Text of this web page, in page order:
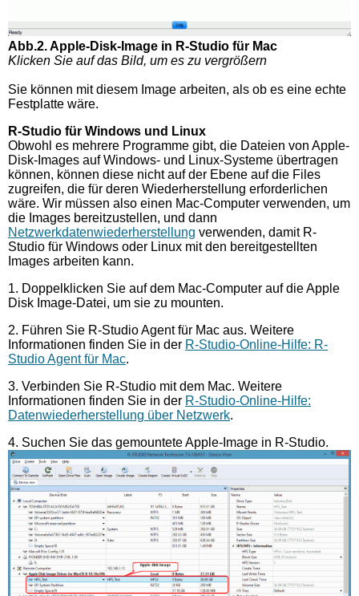
Abb.2. Apple-Disk-Image in R-Studio für Mac
Klicken Sie auf das Bild, um es zu vergrößern
Sie können mit diesem Image arbeiten, als ob es eine echte
Festplatte wäre.
R-Studio für Windows und Linux
Obwohl es mehrere Programme gibt, die Dateien von Apple-
Disk-Images auf Windows- und Linux-Systeme übertragen
können, können diese nicht auf der Ebene auf die Files
zugreifen, die für deren Wiederherstellung erforderlichen
wäre. Wir müssen also einen Mac-Computer verwenden, um
die Images bereitzustellen, und dann
Netzwerkdatenwiederherstellung verwenden, damit R-
Studio für Windows oder Linux mit den bereitgestellten
Images arbeiten kann.
1. Doppelklicken Sie auf dem Mac-Computer auf die Apple
Disk Image-Datei, um sie zu mounten.
2. Führen Sie R-Studio Agent für Mac aus. Weitere
Informationen finden Sie in der R-Studio-Online-Hilfe: R-
Studio Agent für Mac.
3. Verbinden Sie R-Studio mit dem Mac. Weitere
Informationen finden Sie in der R-Studio-Online-Hilfe:
Datenwiederherstellung über Netzwerk.
4. Suchen Sie das gemountete Apple-Image in R-Studio.